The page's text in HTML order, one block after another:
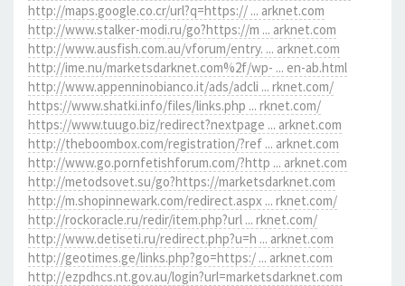
http://maps.google.co.cr/url?q=https:// ... arknet.com
http://www.stalker-modi.ru/go?https://m ... arknet.com
http://www.ausfish.com.au/vforum/entry. ... arknet.com
http://ime.nu/marketsdarknet.com%2f/wp- ... en-ab.html
http://www.appenninobianco.it/ads/adcli ... rknet.com/
https://www.shatki.info/files/links.php ... rknet.com/
https://www.tuugo.biz/redirect?nextpage ... arknet.com
http://theboombox.com/registration/?ref ... arknet.com
http://www.go.pornfetishforum.com/?http ... arknet.com
http://metodsovet.su/go?https://marketsdarknet.com
http://m.shopinnewark.com/redirect.aspx ... rknet.com/
http://rockoracle.ru/redir/item.php?url ... rknet.com/
http://www.detiseti.ru/redirect.php?u=h ... arknet.com
http://geotimes.ge/links.php?go=https:/ ... arknet.com
http://ezpdhcs.nt.gov.au/login?url=marketsdarknet.com